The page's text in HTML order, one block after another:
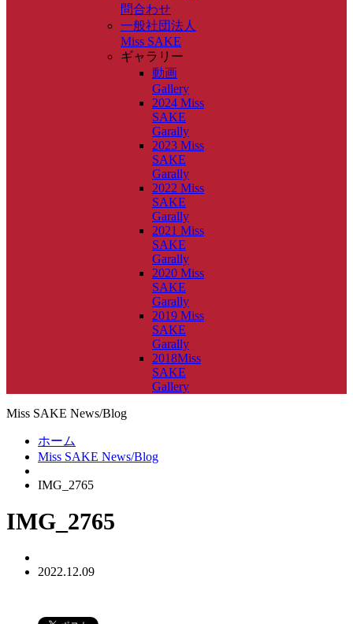
問合わせ
一般社団法人
Miss SAKE
ギャラリー
動画
Gallery
2024 Miss
SAKE
Garally
2023 Miss
SAKE
Garally
2022 Miss
SAKE
Garally
2021 Miss
SAKE
Garally
2020 Miss
SAKE
Garally
2019 Miss
SAKE
Garally
2018Miss
SAKE
Gallery
Miss SAKE News/Blog
ホーム
Miss SAKE News/Blog
IMG_2765
IMG_2765
2022.12.09